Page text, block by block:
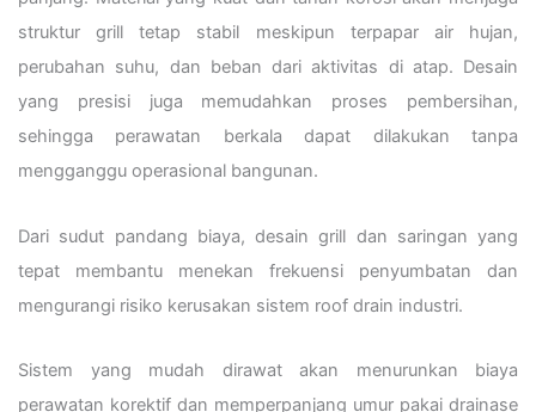
struktur grill tetap stabil meskipun terpapar air hujan,
perubahan suhu, dan beban dari aktivitas di atap. Desain
yang presisi juga memudahkan proses pembersihan,
sehingga perawatan berkala dapat dilakukan tanpa
mengganggu operasional bangunan.
Dari sudut pandang biaya, desain grill dan saringan yang
tepat membantu menekan frekuensi penyumbatan dan
mengurangi risiko kerusakan sistem roof drain industri.
Sistem yang mudah dirawat akan menurunkan biaya
perawatan korektif dan memperpanjang umur pakai drainase